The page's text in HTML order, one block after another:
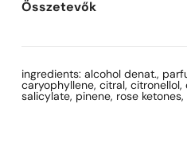
Összetevők
ingredients: alcohol denat.,
caryophyllene, citral,
salicylate, pinene, rose